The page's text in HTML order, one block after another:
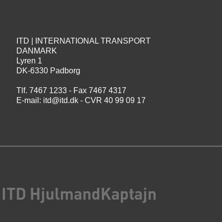
ITD | INTERNATIONAL TRANSPORT
DANMARK
Lyren 1
DK-6330 Padborg
Tlf. 7467 1233 - Fax 7467 4317
E-mail: itd@itd.dk- CVR 40 99 09 17